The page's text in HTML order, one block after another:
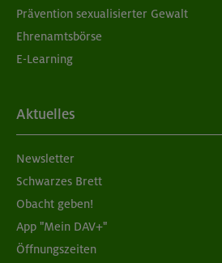
Prävention sexualisierter Gewalt
Ehrenamtsbörse
E-Learning
Aktuelles
Newsletter
Schwarzes Brett
Obacht geben!
App "Mein DAV+"
Öffnungszeiten